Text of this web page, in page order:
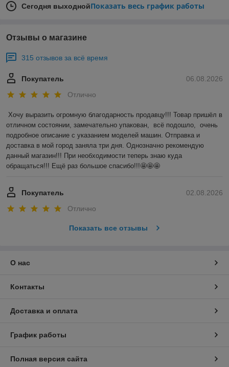
Сегодня выходнойПоказать весь график работы
Отзывы о магазине
315 отзывов за всё время
06.08.2026
Покупатель
Отлично
Хочу выразить огромную благодарность продавцу!!! Товар пришёл в
отличном состоянии, замечательно упакован,  всё подошло,  очень
подробное описание с указанием моделей машин. Отправка и
доставка в мой город заняла три дня. Однозначно рекомендую
данный магазин!!! При необходимости теперь знаю куда
обращаться!!! Ещё раз большое спасибо!!!🤩🤩🤩
02.08.2026
Покупатель
Отлично
Показать все отзывы
О нас
Контакты
Доставка и оплата
График работы
Полная версия сайта